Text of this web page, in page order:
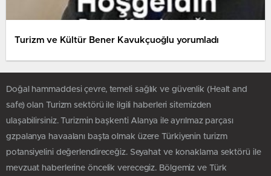
Turizm ve Kültür Bener Kavukçuoğlu yorumladı
Doğal hammaddesi çevre, temeli sağlık ve güvenlik (Healt and
safe) olan Turizm sektörü ile ilgili haberleri sitemizden
ulaşabilirsiniz. Turizmin başkenti Alanya ile ayrılmaz parçası
gzpalanya havaalanı başta olmak üzere Türkiyenin turizm
potansiyelini değerlendireceğiz. Seyahat ve konaklama sektörü ile
mevzuat haberlerine öncelik verecegiz. Bölgemiz ve Türk